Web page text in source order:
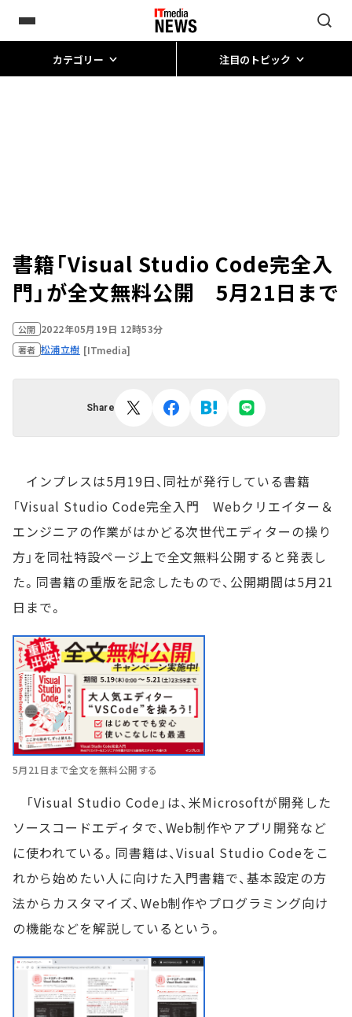
カテゴリー 注目のトピック
書籍「Visual Studio Code完全入
門」が全文無料公開 5月21日まで
公開 2022年05月19日 12時53分
著者 松浦立樹 [ITmedia]
Share
インプレスは5月19日、同社が発行している書籍
「Visual Studio Code完全入門 Webクリエイター＆
エンジニアの作業がはかどる次世代エディターの操り
方」を同社特設ページ上で全文無料公開すると発表し
た。同書籍の重版を記念したもので、公開期間は5月21
日まで。
5月21日まで全文を無料公開する
「Visual Studio Code」は、米Microsoftが開発した
ソースコードエディタで、Web制作やアプリ開発など
に使われている。同書籍は、Visual Studio Codeをこ
れから始めたい人に向けた入門書籍で、基本設定の方
法からカスタマイズ、Web制作やプログラミング向け
の機能などを解説しているという。